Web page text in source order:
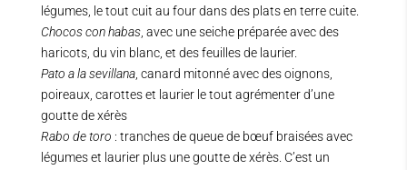
légumes, le tout cuit au four dans des plats en terre cuite.
Chocos con habas, avec une seiche préparée avec des
haricots, du vin blanc, et des feuilles de laurier.
Pato a la sevillana, canard mitonné avec des oignons,
poireaux, carottes et laurier le tout agrémenter d’une
goutte de xérès
Rabo de toro : tranches de queue de bœuf braisées avec
légumes et laurier plus une goutte de xérès. C’est un